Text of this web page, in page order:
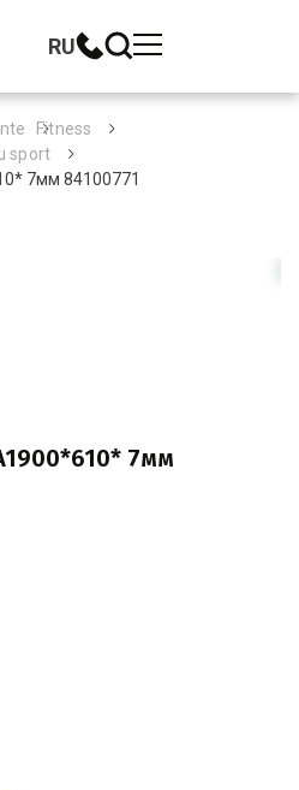
RU
Fitness
sport
7мм 84100771
7мм